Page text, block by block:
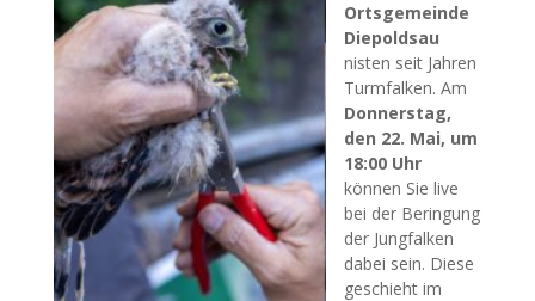
Ortsgemeinde
Diepoldsau
nisten seit Jahren
Turmfalken. Am
Donnerstag,
den 22. Mai, um
18:00 Uhr
können Sie live
bei der Beringung
der Jungfalken
dabei sein. Diese
geschieht im